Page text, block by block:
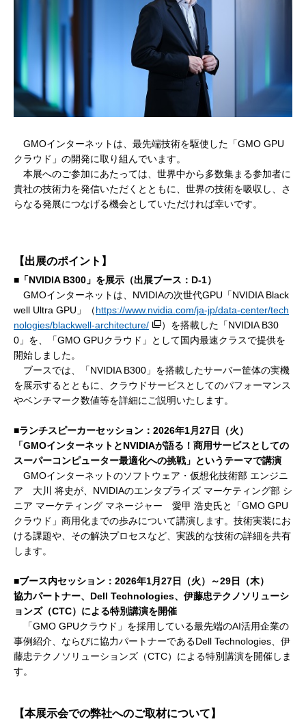
GMOインターネットは、最先端技術を駆使した「GMO GPU
クラウド」の開発に取り組んでいます。
本展へのご参加にあたっては、世界中から多数集まる参加者に
貴社の技術力を発信いただくとともに、世界の技術を吸収し、さ
らなる発展につなげる機会としていただければ幸いです。
【出展のポイント】
■「NVIDIA B300」を展示（出展ブース：D-1）
GMOインターネットは、NVIDIAの次世代GPU「NVIDIA Black
well Ultra GPU」（https://www.nvidia.com/ja-jp/data-center/tech
nologies/blackwell-architecture/
）を搭載した「NVIDIA B30
0」を、「GMO GPUクラウド」として国内最速クラスで提供を
開始しました。
ブースでは、「NVIDIA B300」を搭載したサーバー筐体の実機
を展示するとともに、クラウドサービスとしてのパフォーマンス
やベンチマーク数値等を詳細にご説明いたします。
■ランチスピーカーセッション：2026年1月27日（火）
「GMOインターネットとNVIDIAが語る！商用サービスとしての
スーパーコンピューター最適化への挑戦」というテーマで講演
GMOインターネットのソフトウェア・仮想化技術部 エンジニ
ア 大川 将史が、NVIDIAのエンタプライズ マーケティング部 シ
ニア マーケティング マネージャー 愛甲 浩史氏と「GMO GPU
クラウド」商用化までの歩みについて講演します。技術実装にお
ける課題や、その解決プロセスなど、実践的な技術の詳細を共有
します。
■ブース内セッション：2026年1月27日（火）～29日（木）
協力パートナー、Dell Technologies、伊藤忠テクノソリューシ
ョンズ（CTC）による特別講演を開催
「GMO GPUクラウド」を採用している最先端のAI活用企業の
事例紹介、ならびに協力パートナーであるDell Technologies、伊
藤忠テクノソリューションズ（CTC）による特別講演を開催しま
す。
【本展示会での弊社へのご取材について】